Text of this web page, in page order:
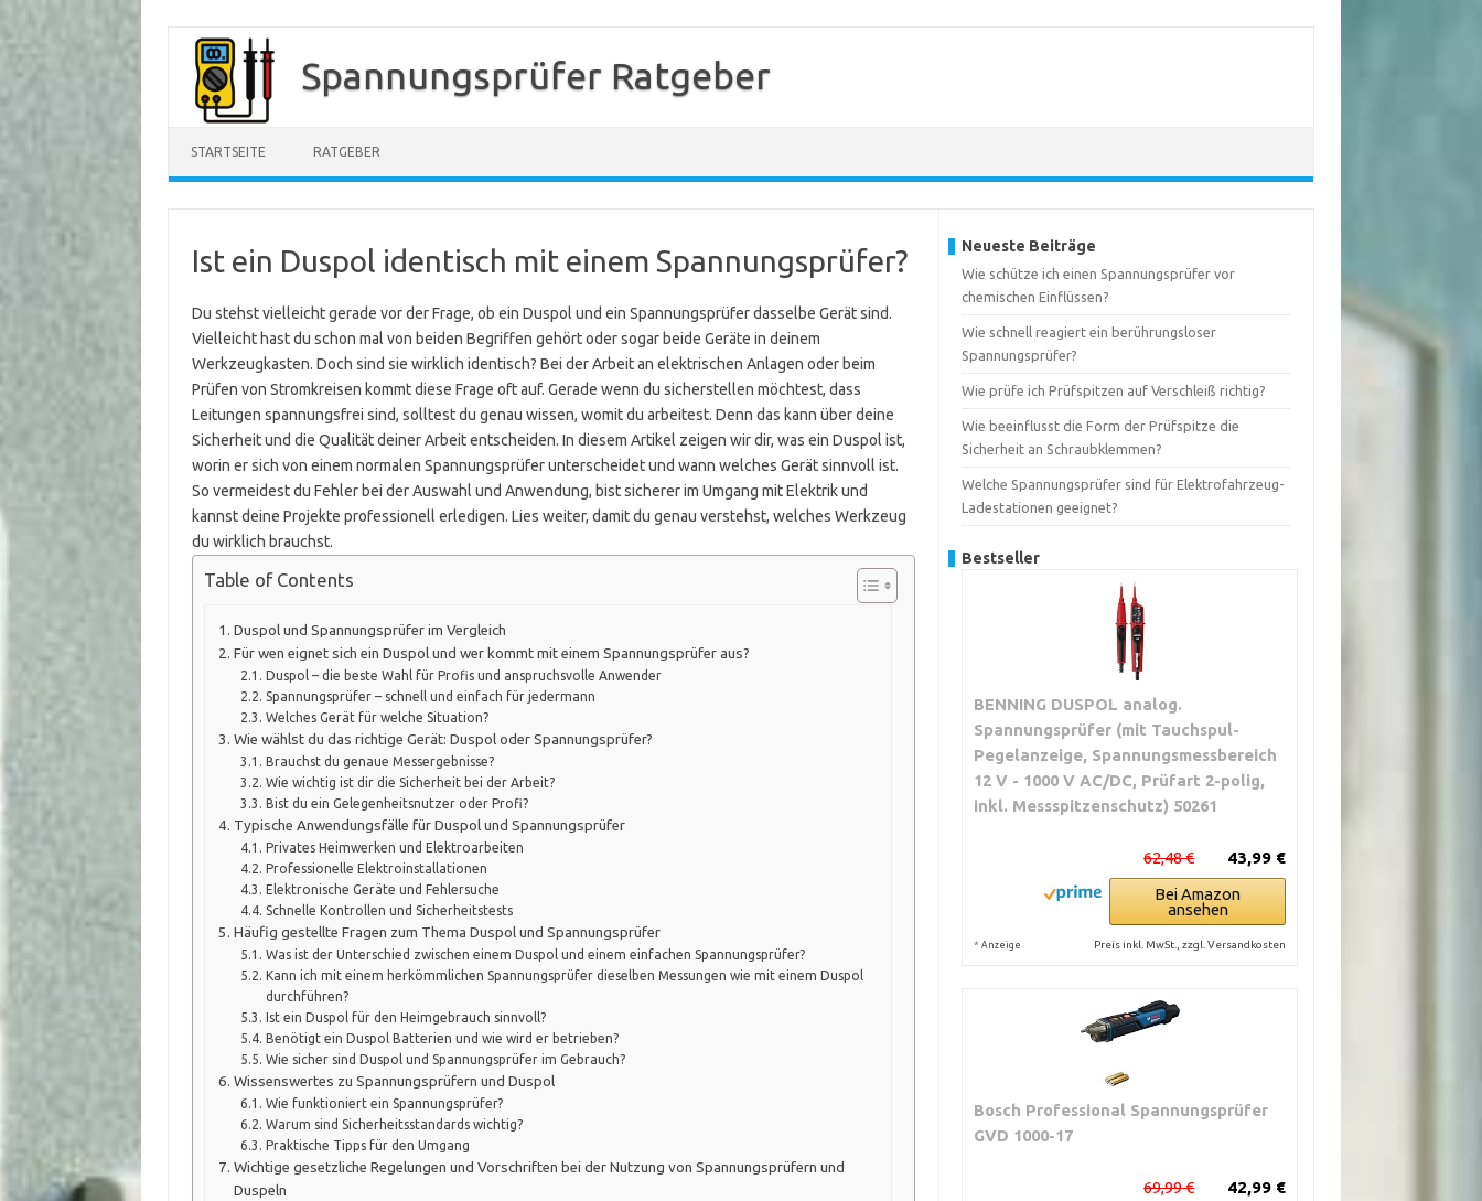
Inhalt
springen
Spannungsprüfer Ratgeber
STARTSEITE RATGEBER
Ist ein Duspol identisch mit einem Spannungsprüfer?
Du stehst vielleicht gerade vor der Frage, ob ein Duspol und ein Spannungsprüfer dasselbe Gerät sind.
Vielleicht hast du schon mal von beiden Begriffen gehört oder sogar beide Geräte in deinem
Werkzeugkasten. Doch sind sie wirklich identisch? Bei der Arbeit an elektrischen Anlagen oder beim
Prüfen von Stromkreisen kommt diese Frage oft auf. Gerade wenn du sicherstellen möchtest, dass
Leitungen spannungsfrei sind, solltest du genau wissen, womit du arbeitest. Denn das kann über deine
Sicherheit und die Qualität deiner Arbeit entscheiden. In diesem Artikel zeigen wir dir, was ein Duspol ist,
worin er sich von einem normalen Spannungsprüfer unterscheidet und wann welches Gerät sinnvoll ist.
So vermeidest du Fehler bei der Auswahl und Anwendung, bist sicherer im Umgang mit Elektrik und
kannst deine Projekte professionell erledigen. Lies weiter, damit du genau verstehst, welches Werkzeug
du wirklich brauchst.
Table of Contents
Duspol und Spannungsprüfer im Vergleich
Für wen eignet sich ein Duspol und wer kommt mit einem Spannungsprüfer aus?
Duspol – die beste Wahl für Profis und anspruchsvolle Anwender
Spannungsprüfer – schnell und einfach für jedermann
Welches Gerät für welche Situation?
Wie wählst du das richtige Gerät: Duspol oder Spannungsprüfer?
Brauchst du genaue Messergebnisse?
Wie wichtig ist dir die Sicherheit bei der Arbeit?
Bist du ein Gelegenheitsnutzer oder Profi?
Typische Anwendungsfälle für Duspol und Spannungsprüfer
Privates Heimwerken und Elektroarbeiten
Professionelle Elektroinstallationen
Elektronische Geräte und Fehlersuche
Schnelle Kontrollen und Sicherheitstests
Häufig gestellte Fragen zum Thema Duspol und Spannungsprüfer
Was ist der Unterschied zwischen einem Duspol und einem einfachen Spannungsprüfer?
Kann ich mit einem herkömmlichen Spannungsprüfer dieselben Messungen wie mit einem Duspol
durchführen?
Ist ein Duspol für den Heimgebrauch sinnvoll?
Benötigt ein Duspol Batterien und wie wird er betrieben?
Wie sicher sind Duspol und Spannungsprüfer im Gebrauch?
Wissenswertes zu Spannungsprüfern und Duspol
Wie funktioniert ein Spannungsprüfer?
Warum sind Sicherheitsstandards wichtig?
Praktische Tipps für den Umgang
Wichtige gesetzliche Regelungen und Vorschriften bei der Nutzung von Spannungsprüfern und
Duspeln
Neueste Beiträge
Wie schütze ich einen Spannungsprüfer vor
chemischen Einflüssen?
Wie schnell reagiert ein berührungsloser
Spannungsprüfer?
Wie prüfe ich Prüfspitzen auf Verschleiß richtig?
Wie beeinflusst die Form der Prüfspitze die
Sicherheit an Schraubklemmen?
Welche Spannungsprüfer sind für Elektrofahrzeug-
Ladestationen geeignet?
Bestseller
BENNING DUSPOL analog.
Spannungsprüfer (mit Tauchspul-
Pegelanzeige, Spannungsmessbereich
12 V - 1000 V AC/DC, Prüfart 2-polig,
inkl. Messspitzenschutz) 50261
43,99 €
62,48 €
Bei Amazon
ansehen
* Anzeige Preis inkl. MwSt., zzgl. Versandkosten
Bosch Professional Spannungsprüfer
GVD 1000-17
42,99 €
69,99 €